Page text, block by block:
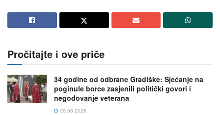
Pročitajte i ove priče
34 godine od odbrane Gradiške: Sjećanje na
poginule borce zasjenili politički govori i
negodovanje veterana
08.08.2026.